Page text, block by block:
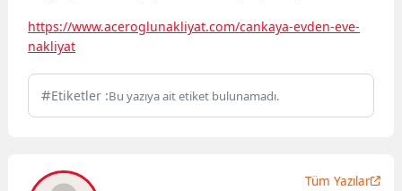
https://www.aceroglunakliyat.com/cankaya-evden-eve-
nakliyat
Etiketler :Bu yazıya ait etiket bulunamadı.
Tüm Yazılar